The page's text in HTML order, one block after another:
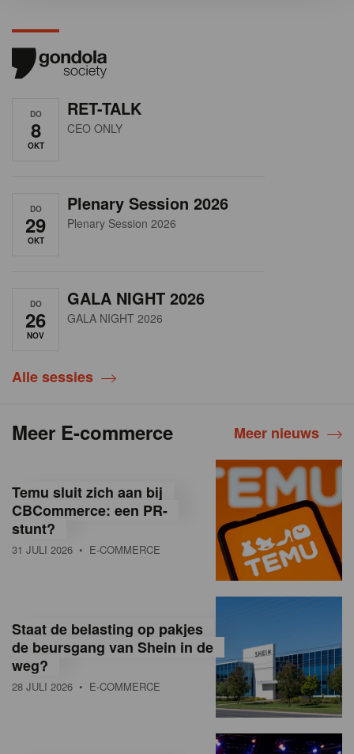
DO
8
OKT
RET-TALK
CEO ONLY
DO
29
OKT
Plenary Session 2026
Plenary Session 2026
DO
26
NOV
GALA NIGHT 2026
GALA NIGHT 2026
Alle sessies
Meer E-commerce Meer nieuws
Temu sluit zich aan bij
CBCommerce: een PR-
stunt?
31 JULI 2026 • E-COMMERCE
Staat de belasting op pakjes
de beursgang van Shein in de
weg?
28 JULI 2026 • E-COMMERCE